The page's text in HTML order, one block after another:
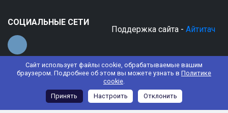
Сайт использует файлы cookie, обрабатываемые вашим
браузером. Подробнее об этом вы можете узнать в Политике
cookie.
Принять
Настроить Отклонить
СОЦИАЛЬНЫЕ СЕТИ
Поддержка сайта - Айтитач
© 2022 АНО ДО "Планета детства "Лада"